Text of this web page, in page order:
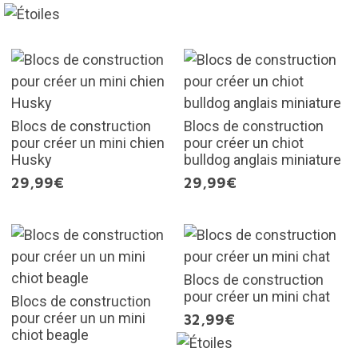
Blocs de construction
pour créer un mini chien
Husky
29,99€
Blocs de construction
pour créer un chiot
bulldog anglais miniature
29,99€
Blocs de construction
pour créer un un mini
chiot beagle
Blocs de construction
pour créer un mini chat
32,99€